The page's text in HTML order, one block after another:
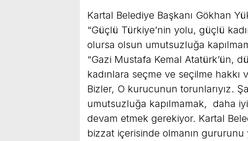
Kartal Belediye Başkanı Gökhan
“Güçlü Türkiye’nin yolu, güçlü
olursa olsun umutsuzluğa
“Gazi Mustafa Kemal Atatürk’ün,
kadınlara seçme ve seçilme hakkı
Bizler, O kurucunun torunlarıyız.
umutsuzluğa kapılmamak, daha
devam etmek gerekiyor. Kartal
bizzat içerisinde olmanın gururunu